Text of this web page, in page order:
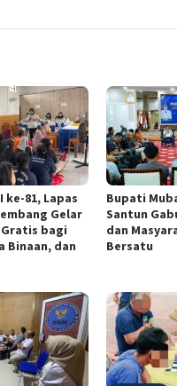
ke-81, Lapas
Gelar
Gratis bagi
Binaan, dan
Bupati
Santun
dan
Bersatu